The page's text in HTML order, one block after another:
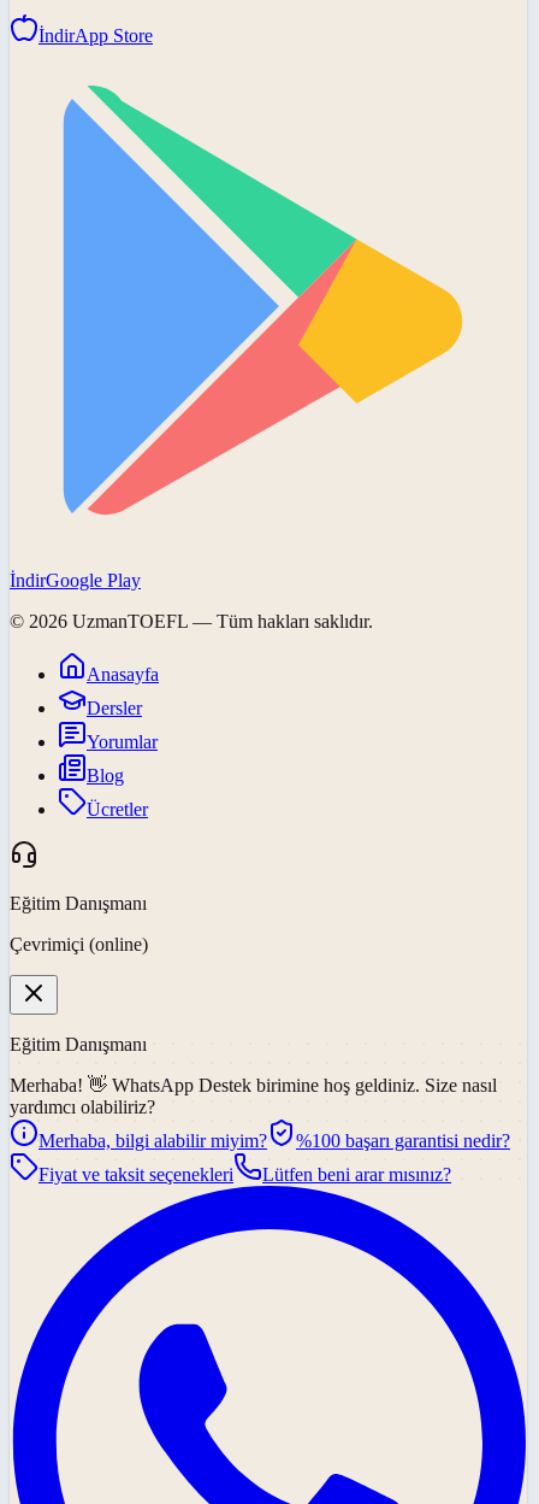
İndirApp Store
İndirGoogle Play
© 2026 UzmanTOEFL — Tüm hakları saklıdır.
Anasayfa
Dersler
Yorumlar
Blog
Ücretler
Eğitim Danışmanı
Çevrimiçi (online)
Eğitim Danışmanı
Merhaba! 👋 WhatsApp Destek birimine hoş geldiniz. Size nasıl
yardımcı olabiliriz?
Merhaba, bilgi alabilir miyim?
%100 başarı garantisi nedir?
Fiyat ve taksit seçenekleri
Lütfen beni arar mısınız?